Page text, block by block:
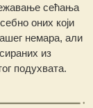
сећања
оних који
немара, али
из
подухвата.